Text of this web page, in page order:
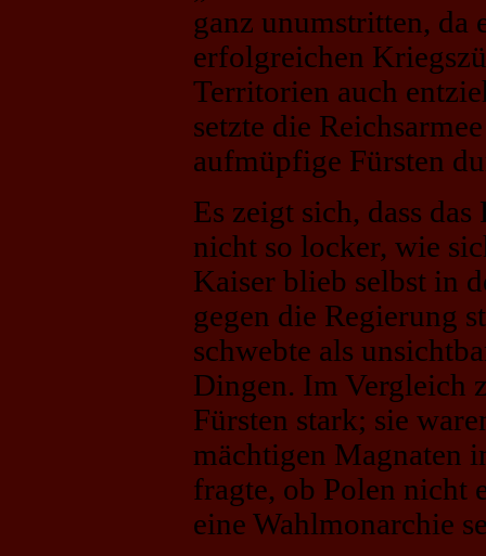
ganz unumstritten, da
erfolgreichen
Territorien auch
setzte die
aufmüpfige Fürsten
Es zeigt sich, dass
nicht so locker, wie
Kaiser blieb selbst in
gegen die Regierung
schwebte als
Dingen. Im Vergleich
Fürsten stark; sie
mächtigen Magnaten
fragte, ob Polen nicht
eine Wahlmonarchie